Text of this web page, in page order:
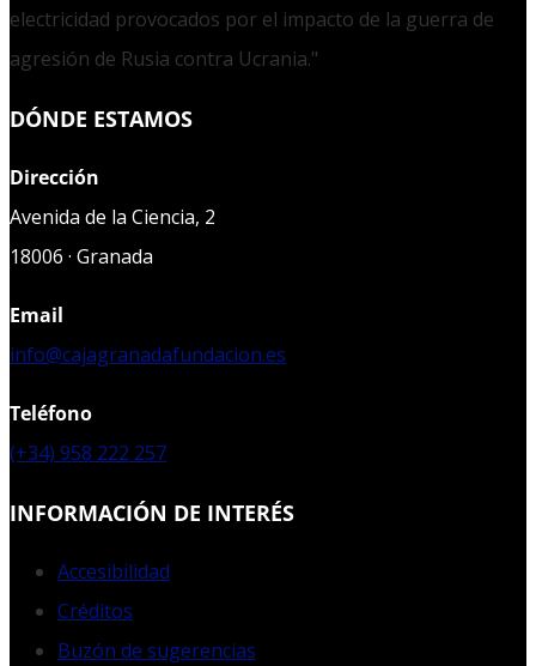
electricidad provocados por el impacto de la guerra de
agresión de Rusia contra Ucrania."
DÓNDE ESTAMOS
Dirección
Avenida de la Ciencia, 2
18006 · Granada
Email
info@cajagranadafundacion.es
Teléfono
(+34) 958 222 257
INFORMACIÓN DE INTERÉS
Accesibilidad
Créditos
Buzón de sugerencias